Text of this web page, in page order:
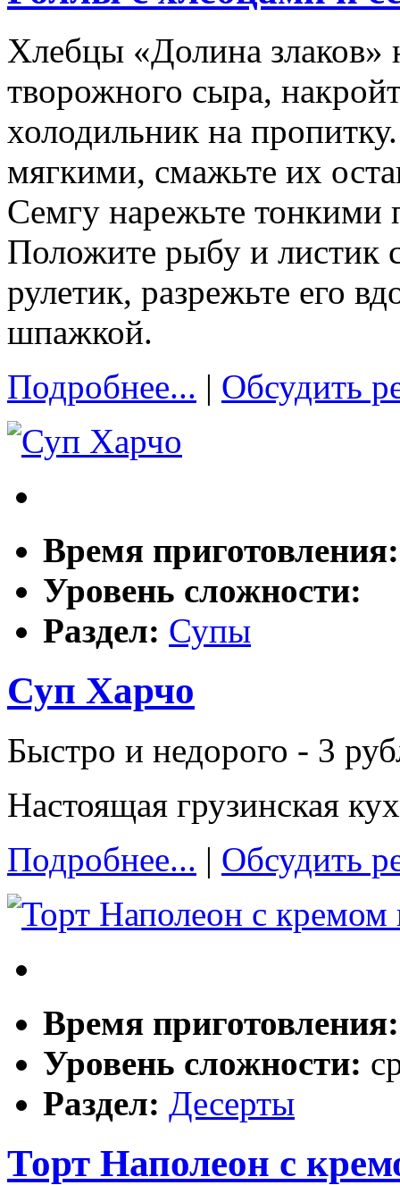
Хлебцы «Долина злаков»
творожного сыра,
холодильник на
мягкими, смажьте их
Семгу нарежьте тонкими
Положите рыбу и листик
рулетик, разрежьте его
шпажкой.
Подробнее... | Обсудить
Время
Уровень сложности:
Раздел: Супы
Суп Харчо
Быстро и недорого - 3
Настоящая грузинская
Подробнее... | Обсудить
Время
Уровень сложности:
Раздел: Десерты
Торт Наполеон с